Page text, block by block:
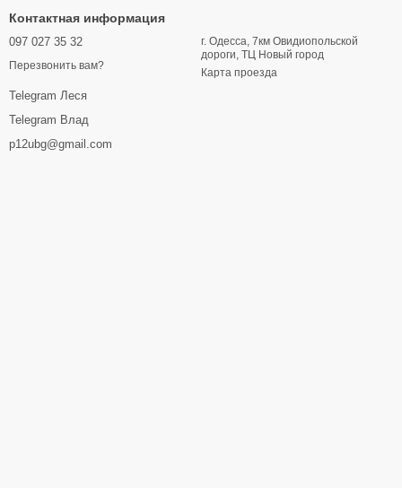
Контактная информация
097 027 35 32
Перезвонить вам?
Telegram Леся
Telegram Влад
p12ubg@gmail.com
г. Одесса, 7км Овидиопольской
дороги, ТЦ Новый город
Карта проезда